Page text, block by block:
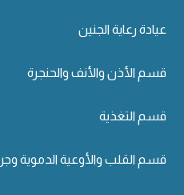
عيادة رعاية الجنين
قسم الأذن والأنف والحنجرة
قسم التغذية
قسم القلب والأوعية الدموية